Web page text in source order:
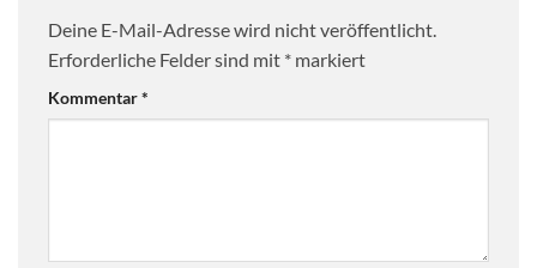
Deine E-Mail-Adresse wird nicht veröffentlicht.
Erforderliche Felder sind mit * markiert
Kommentar*